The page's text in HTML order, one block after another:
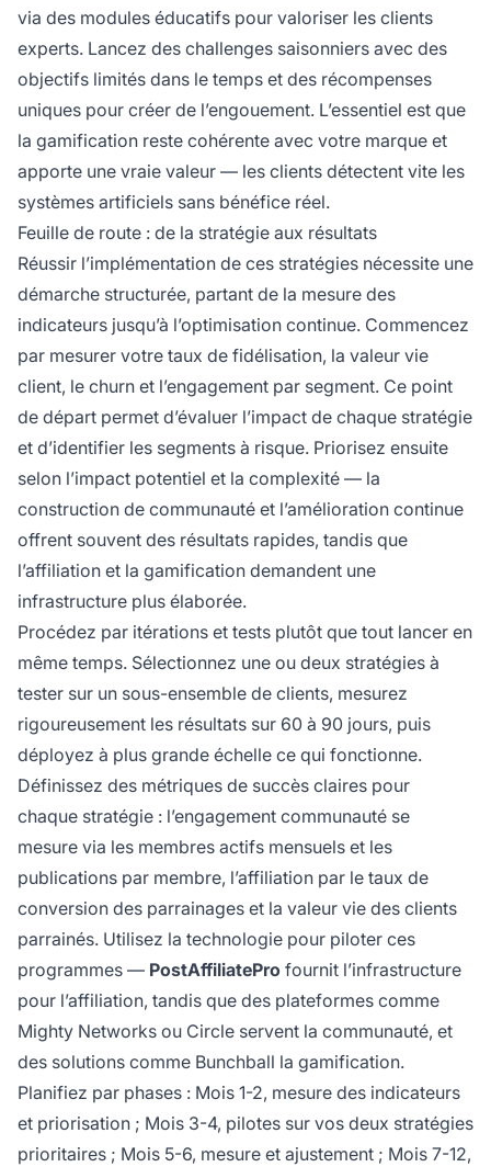
via des modules éducatifs pour valoriser les clients
experts. Lancez des challenges saisonniers avec des
objectifs limités dans le temps et des récompenses
uniques pour créer de l’engouement. L’essentiel est que
la gamification reste cohérente avec votre marque et
apporte une vraie valeur — les clients détectent vite les
systèmes artificiels sans bénéfice réel.
Feuille de route : de la stratégie aux résultats
Réussir l’implémentation de ces stratégies nécessite une
démarche structurée, partant de la mesure des
indicateurs jusqu’à l’optimisation continue. Commencez
par mesurer votre taux de fidélisation, la valeur vie
client, le churn et l’engagement par segment. Ce point
de départ permet d’évaluer l’impact de chaque stratégie
et d’identifier les segments à risque. Priorisez ensuite
selon l’impact potentiel et la complexité — la
construction de communauté et l’amélioration continue
offrent souvent des résultats rapides, tandis que
l’affiliation et la gamification demandent une
infrastructure plus élaborée.
Procédez par itérations et tests plutôt que tout lancer en
même temps. Sélectionnez une ou deux stratégies à
tester sur un sous-ensemble de clients, mesurez
rigoureusement les résultats sur 60 à 90 jours, puis
déployez à plus grande échelle ce qui fonctionne.
Définissez des métriques de succès claires pour
chaque stratégie : l’engagement communauté se
mesure via les membres actifs mensuels et les
publications par membre, l’affiliation par le taux de
conversion des parrainages et la valeur vie des clients
parrainés. Utilisez la technologie pour piloter ces
programmes — PostAffiliatePro fournit l’infrastructure
pour l’affiliation, tandis que des plateformes comme
Mighty Networks ou Circle servent la communauté, et
des solutions comme Bunchball la gamification.
Planifiez par phases : Mois 1-2, mesure des indicateurs
et priorisation ; Mois 3-4, pilotes sur vos deux stratégies
prioritaires ; Mois 5-6, mesure et ajustement ; Mois 7-12,